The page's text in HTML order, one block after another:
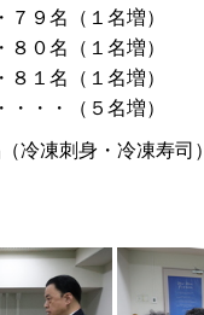
９名（１名増）
０名（１名増）
１名（１名増）
・・（５名増）
冷凍刺身・冷凍寿司